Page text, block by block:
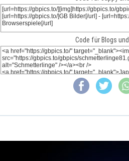
Code für Blogs und